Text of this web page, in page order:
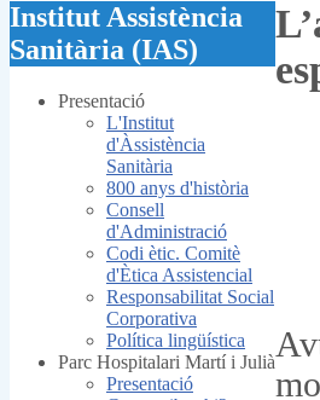
Institut Assistència
Sanitària (IAS)
Presentació
L'Institut
d'Àssistència
Sanitària
800 anys d'història
Consell
d'Administració
Codi ètic. Comitè
d'Ètica Assistencial
Responsabilitat Social
Corporativa
Política lingüística
Parc Hospitalari Martí i Julià
Presentació